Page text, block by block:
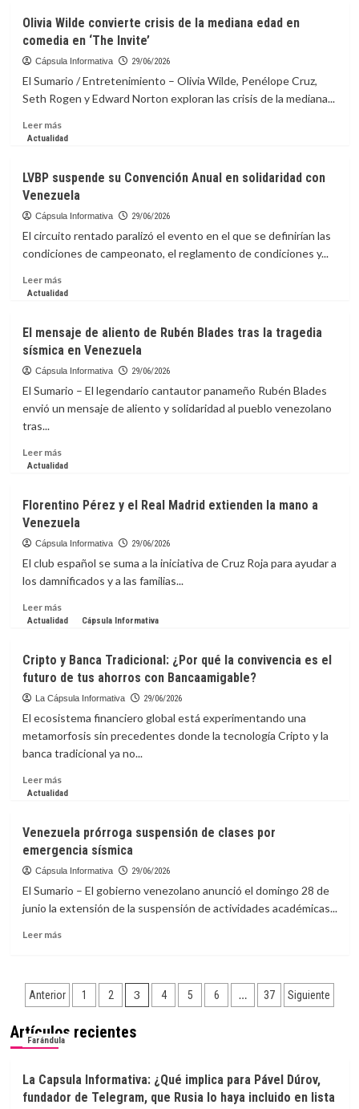
un
desastre
en
Geographic
recibe
a
exploradores
un
y
Olivia Wilde convierte crisis de la mediana edad en
comedia en ‘The Invite’
Cápsula Informativa 29/06/2026
El Sumario / Entretenimiento – Olivia Wilde, Penélope Cruz,
Seth Rogen y Edward Norton exploran las crisis de la mediana...
Leer másLeer
más
Wilde
convierte
crisis
mediana
en
‘The
Invite’
Actualidad
LVBP suspende su Convención Anual en solidaridad con
Venezuela
Cápsula Informativa 29/06/2026
El circuito rentado paralizó el evento en el que se definirían las
condiciones de campeonato, el reglamento de condiciones y...
Leer másLeer
más
suspende
su
Convención
Anual
solidaridad
Actualidad
El mensaje de aliento de Rubén Blades tras la tragedia
sísmica en Venezuela
Cápsula Informativa 29/06/2026
El Sumario – El legendario cantautor panameño Rubén Blades
envió un mensaje de aliento y solidaridad al pueblo venezolano
tras...
Leer másLeer
más
mensaje
de
aliento
Rubén
Blades
la
en
Venezuela
Actualidad
Florentino Pérez y el Real Madrid extienden la mano a
Venezuela
Cápsula Informativa 29/06/2026
El club español se suma a la iniciativa de Cruz Roja para ayudar a
los damnificados y a las familias...
Leer másLeer
más
Pérez
y
el
extienden
la
Actualidad Cápsula Informativa
Cripto y Banca Tradicional: ¿Por qué la convivencia es el
futuro de tus ahorros con Bancaamigable?
La Cápsula Informativa 29/06/2026
El ecosistema financiero global está experimentando una
metamorfosis sin precedentes donde la tecnología Cripto y la
banca tradicional ya no...
Leer másLeer
más
y
Banca
Tradicional:
¿Por
la
de
tus
con
Actualidad
Venezuela prórroga suspensión de clases por
emergencia sísmica
Cápsula Informativa 29/06/2026
El Sumario – El gobierno venezolano anunció el domingo 28 de
junio la extensión de la suspensión de actividades académicas...
Leer másLeer
prórroga
suspensión
clases
sísmica
Paginación
de
entradas
Anterior 1 2 3 4 5 6 … 37 Siguiente
Artículos recientes
Farándula
La Capsula Informativa: ¿Qué implica para Pável Dúrov,
fundador de Telegram, que Rusia lo haya incluido en lista